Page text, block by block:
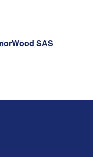
SAS